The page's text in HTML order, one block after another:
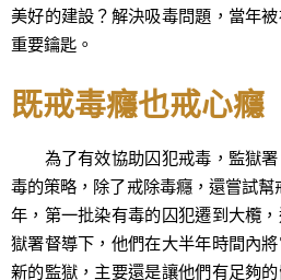
美好的建設？解決吸毒問題，當年
重要鑰匙。
既戒毒癮也戒心癮
為了有效協助囚犯戒毒，監獄署
毒的策略，除了戒除毒癮，還嘗試
年，第一批染有毒的囚犯遷到大欖
獄署督導下，他們在大半年時間內
新的監獄，主要還是讓他們有足夠